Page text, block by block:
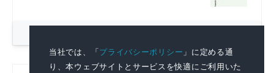
当社では、「プライバシーポリシー 」に定める通
り、本ウェブサイトとサービスを快適にご利用いた